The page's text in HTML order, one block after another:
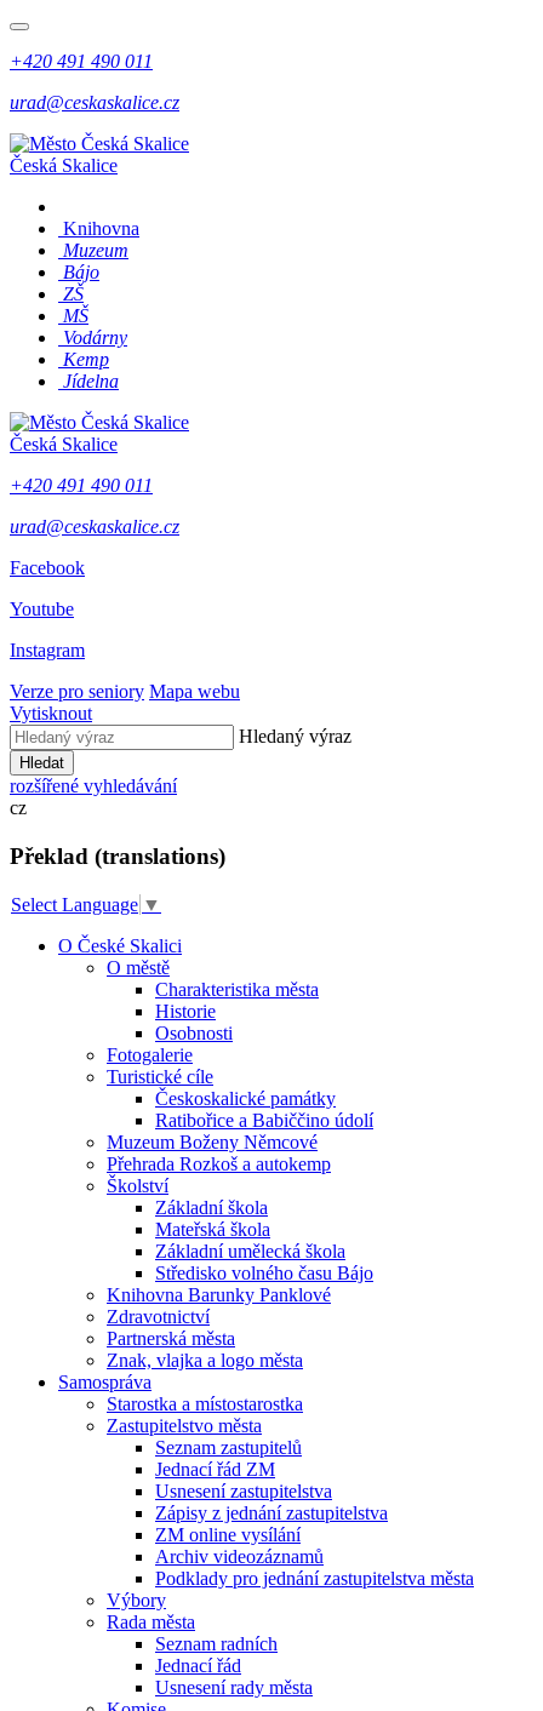
+420 491 490 011
urad@ceskaskalice.cz
Česká Skalice
Knihovna
Muzeum
Bájo
ZŠ
MŠ
Vodárny
Kemp
Jídelna
Česká Skalice
+420 491 490 011
urad@ceskaskalice.cz
Facebook
Youtube
Instagram
Verze pro seniory Mapa webu
Vytisknout
Hledaný výraz
Hledat
rozšířené vyhledávání
cz
Překlad (translations)
Select Language ▼
O České Skalici
O městě
Charakteristika města
Historie
Osobnosti
Fotogalerie
Turistické cíle
Českoskalické památky
Ratibořice a Babiččino údolí
Muzeum Boženy Němcové
Přehrada Rozkoš a autokemp
Školství
Základní škola
Mateřská škola
Základní umělecká škola
Středisko volného času Bájo
Knihovna Barunky Panklové
Zdravotnictví
Partnerská města
Znak, vlajka a logo města
Samospráva
Starostka a místostarostka
Zastupitelstvo města
Seznam zastupitelů
Jednací řád ZM
Usnesení zastupitelstva
Zápisy z jednání zastupitelstva
ZM online vysílání
Archiv videozáznamů
Podklady pro jednání zastupitelstva města
Výbory
Rada města
Seznam radních
Jednací řád
Usnesení rady města